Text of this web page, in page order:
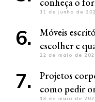
11 de junho de
Móveis
escolher e
22 de maio de
Projetos
como pedir
13 de maio de